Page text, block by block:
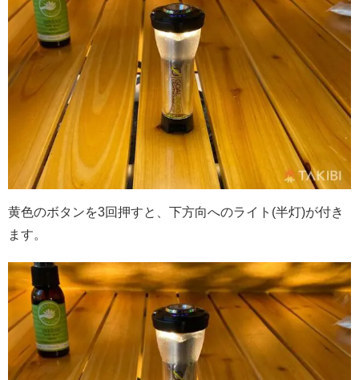
黄色のボタンを3回押すと、下方向へのライト(半灯)が付き
ます。